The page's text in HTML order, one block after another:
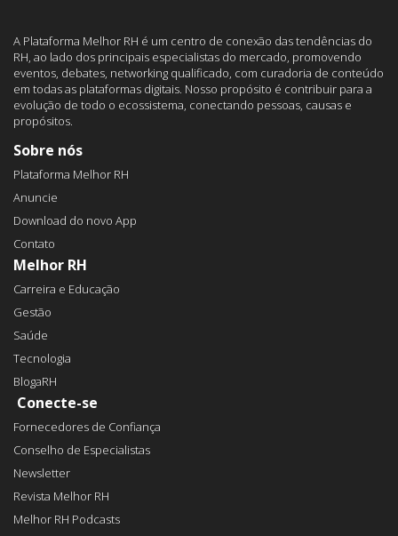
A Plataforma Melhor RH é um centro de conexão das tendências do
RH, ao lado dos principais especialistas do mercado, promovendo
eventos, debates, networking qualificado, com curadoria de conteúdo
em todas as plataformas digitais. Nosso propósito é contribuir para a
evolução de todo o ecossistema, conectando pessoas, causas e
propósitos.
Sobre nós
Plataforma Melhor RH
Anuncie
Download do novo App
Contato
Melhor RH
Carreira e Educação
Gestão
Saúde
Tecnologia
BlogaRH
Conecte-se
Fornecedores de Confiança
Conselho de Especialistas
Newsletter
Revista Melhor RH
Melhor RH Podcasts